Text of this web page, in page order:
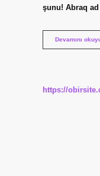
Devamını
https://